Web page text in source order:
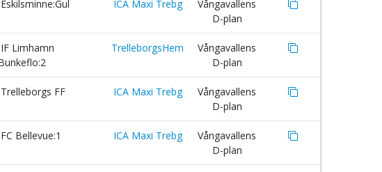
Eskilsminne:Gul ICA Maxi Trebg
Vångavallens
D-plan
IF Limhamn
TrelleborgsHem
Vångavallens
D-plan
Trelleborgs FF ICA Maxi Trebg
Vångavallens
D-plan
FC Bellevue:1 ICA Maxi Trebg
Vångavallens
D-plan